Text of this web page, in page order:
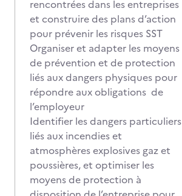
rencontrées dans les entreprises
et construire des plans d’action
pour prévenir les risques SST
Organiser et adapter les moyens
de prévention et de protection
liés aux dangers physiques pour
répondre aux obligations de
l’employeur
Identifier les dangers particuliers
liés aux incendies et
atmosphères explosives gaz et
poussières, et optimiser les
moyens de protection à